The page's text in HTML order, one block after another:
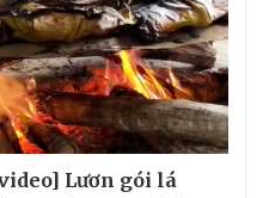
Lươn gói lá